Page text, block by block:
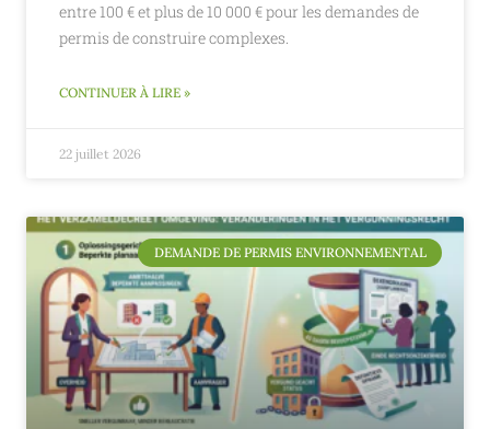
entre 100 € et plus de 10 000 € pour les demandes de
permis de construire complexes.
CONTINUER À LIRE »
22 juillet 2026
DEMANDE DE PERMIS ENVIRONNEMENTAL